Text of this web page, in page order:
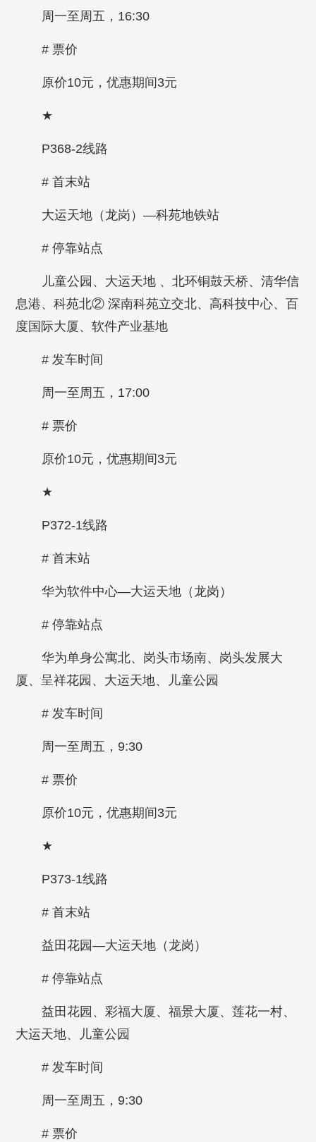
周一至周五，16:30
# 票价
原价10元，优惠期间3元
★
P368-2线路
# 首末站
大运天地（龙岗）—科苑地铁站
# 停靠站点
儿童公园、大运天地 、北环铜鼓天桥、清华信
息港、科苑北② 深南科苑立交北、高科技中心、百
度国际大厦、软件产业基地
# 发车时间
周一至周五，17:00
# 票价
原价10元，优惠期间3元
★
P372-1线路
# 首末站
华为软件中心—大运天地（龙岗）
# 停靠站点
华为单身公寓北、岗头市场南、岗头发展大
厦、呈祥花园、大运天地、儿童公园
# 发车时间
周一至周五，9:30
# 票价
原价10元，优惠期间3元
★
P373-1线路
# 首末站
益田花园—大运天地（龙岗）
# 停靠站点
益田花园、彩福大厦、福景大厦、莲花一村、
大运天地、儿童公园
# 发车时间
周一至周五，9:30
# 票价